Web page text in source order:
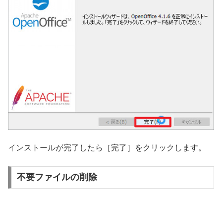
インストールが完了したら［完了］をクリックします。
不要ファイルの削除